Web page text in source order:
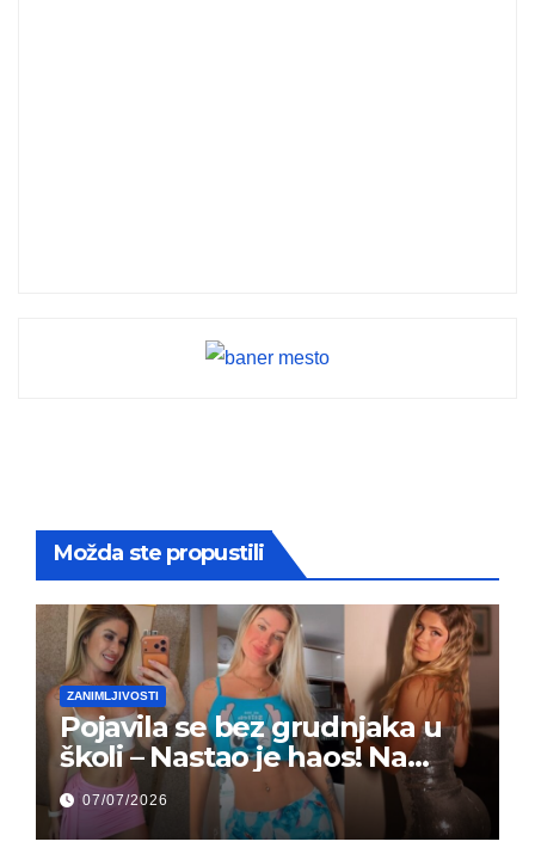
Možda ste propustili
ZANIMLJIVOSTI
Pojavila se bez grudnjaka u
školi – Nastao je haos! Na
grupi je majke napale (FOTO)
07/07/2026